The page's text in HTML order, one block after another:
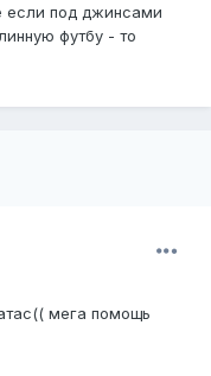
если под джинсами
футбу - то
мега помощь